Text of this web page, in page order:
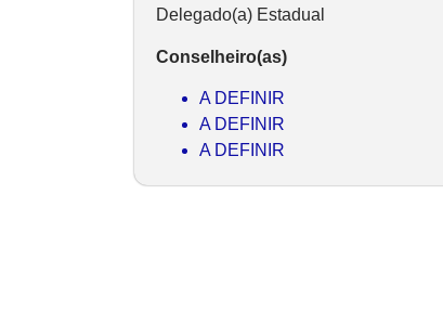
Delegado(a) Estadual
Conselheiro(as)
A DEFINIR
A DEFINIR
A DEFINIR